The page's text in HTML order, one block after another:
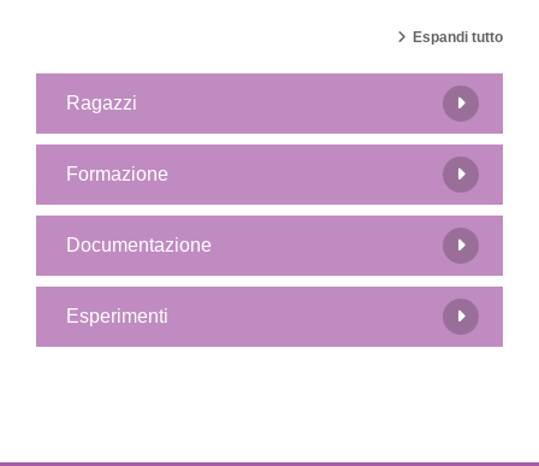
Espandi tutto
Ragazzi
Formazione
Documentazione
Esperimenti